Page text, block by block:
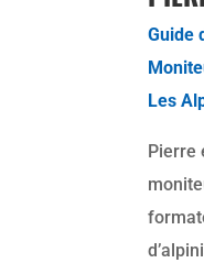
Guide
Les
Pierre